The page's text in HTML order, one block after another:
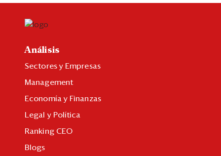
Análisis
Sectores y Empresas
Management
Economía y Finanzas
Legal y Política
Ranking CEO
Blogs